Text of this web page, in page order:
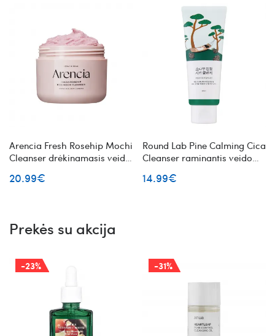
Arencia Fresh Rosehip Mochi
Cleanser drėkinamasis veido
ekstraktu
20.99€
Round Lab Pine Calming Cica
Cleanser raminantis veido
14.99€
Prekės su akcija
-23% -31%